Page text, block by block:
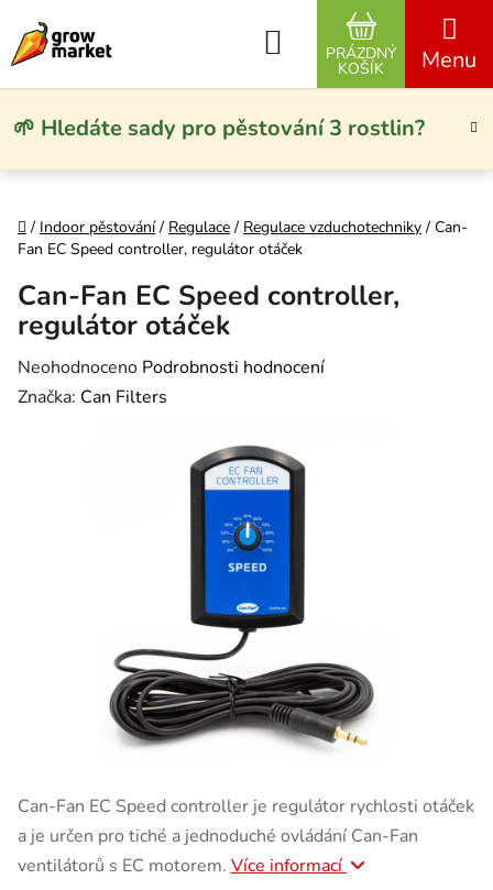
🌱 Hledáte sady pro pěstování 3 rostlin?
Hledat
NÁKUPNÍ
PRÁZDNÝ
KOŠÍK
Domů
/ Indoor pěstování / Regulace / Regulace vzduchotechniky / Can-
Fan EC Speed controller, regulátor otáček
Can-Fan EC Speed controller je regulátor rychlosti otáček
a je určen pro tiché a jednoduché ovládání Can-Fan
ventilátorů s EC motorem. Více informací
Can-Fan EC Speed controller,
regulátor otáček
Průměrné hodnocení produktu je 0,0 z 5 hvězdiček.
Neohodnoceno Podrobnosti hodnocení
Značka: Can Filters